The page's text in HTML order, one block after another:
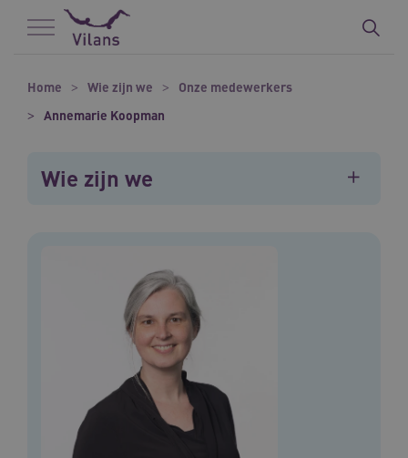
Naar hoofdinhoud
Naar footer
Home Wie zijn we
Onze medewerkers
Annemarie Koopman
Wie zijn we